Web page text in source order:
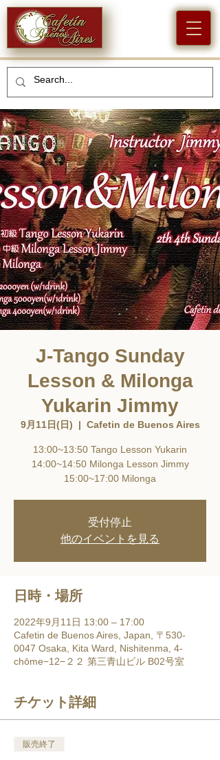
J-Tango Sunday
Lesson & Milonga
Yukarin Jimmy
9月11日(日)
  |
Cafetin de Buenos Aires
13:00~13:50 Tango Lesson Yukarin
14:00~14:50 Milonga Lesson Jimmy
15:00~17:00 Milonga
受付停止
他のイベントを見る
日時・場所
2022年9月11日 13:00 – 17:00
Cafetin de Buenos Aires, Japan, 〒530-
0047 Osaka, Kita Ward, Nishitenma, 4-
chōme−12−２２ 第三青山ビル B02号室
チケット詳細
販売終了